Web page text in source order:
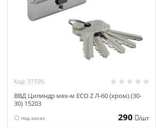
Код: 31596
ВВД Цилиндр мех-м ECO Z Л-60 (хром) (30-
30) 15203
под заказ 290 /шт